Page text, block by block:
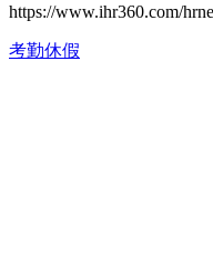
https://www.ihr360.com/
考勤休假